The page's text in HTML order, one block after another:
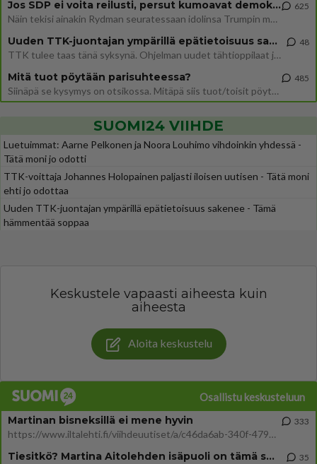
Jos SDP ei voita reilusti, persut kumoavat demokratian Suomesta
Näin tekisi ainakin Rydman seuratessaan idolinsa Trumpin mallia https://www.is.fi/politiikka/art-2000012187244.html
625
Uuden TTK-juontajan ympärillä epätietoisuus sakenee - Nyt MTV hämmentää soppaa
TTK tulee taas tänä syksynä. Ohjelman uudet tähtioppilaat julkistetaan torstaina 6. elokuuta klo 14 alkavassa lehdistö
48
Mitä tuot pöytään parisuhteessa?
Siinäpä se kysymys on otsikossa. Mitäpä siis tuot/toisit pöytään parisuhteessa? Oletko mies vai nainen? Koetko sen mitä
485
SUOMI24 VIIHDE
Luetuimmat: Aarne Pelkonen ja Noora Louhimo vihdoinkin yhdessä -
Tätä moni jo odotti
TTK-voittaja Johannes Holopainen paljasti iloisen uutisen - Tätä moni
ehti jo odottaa
Uuden TTK-juontajan ympärillä epätietoisuus sakenee - Tämä
hämmentää soppaa
Keskustele vapaasti aiheesta kuin
aiheesta
Aloita keskustelu
Osallistu keskusteluun
Martinan bisneksillä ei mene hyvin
https://www.iltalehti.fi/viihdeuutiset/a/c46da6ab-340f-4790-aaa7-0865eed2336 Yrityksen konkurssihakemus on tullut kärä
333
Tiesitkö? Martina Aitolehden isäpuoli on tämä suosittu laulaja 35